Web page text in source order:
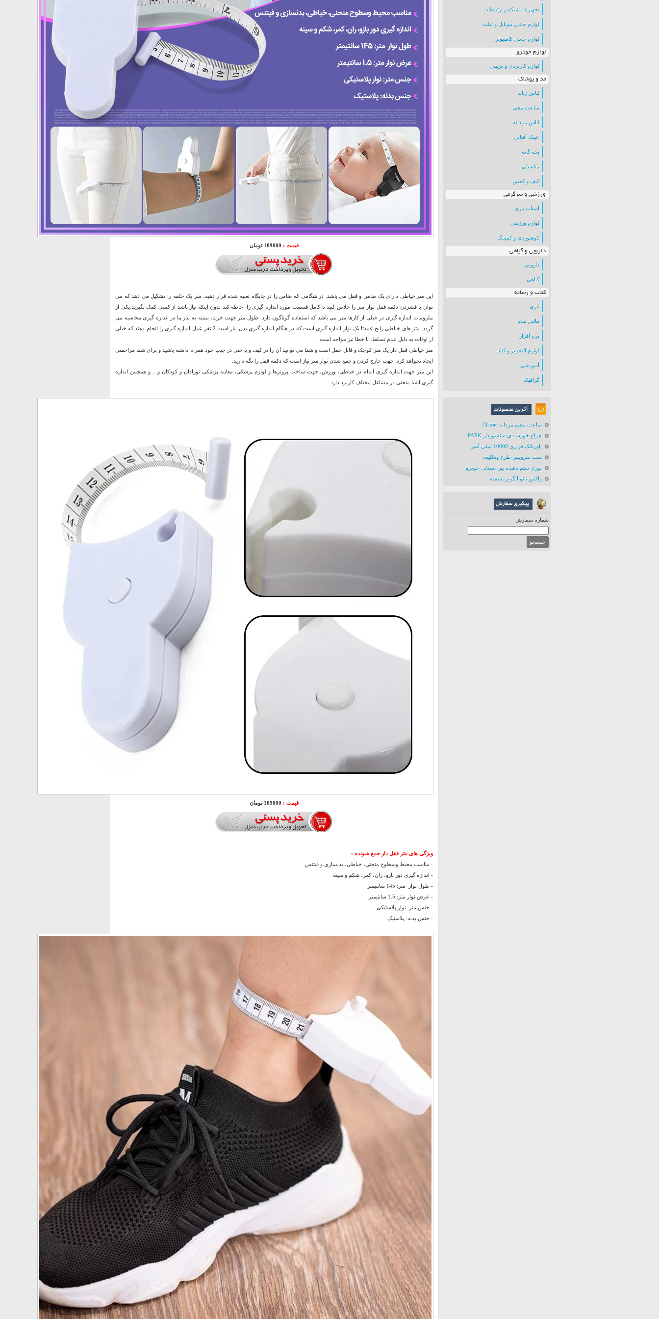
تجهیزات شبکه و ارتباطات
لوازم جانبی موبایل و تبلت
لوازم جانبی کامپیوتر
لوازم خودرو
لوازم کاربردی و تزیینی
مد و پوشاک
لباس زنانه
ساعت مچی
لباس مردانه
عینک آفتابی
بچه گانه
مناسبتی
کیف و کفش
ورزشی و سرگرمی
اسباب بازی
لوازم ورزشی
کوهنوردی و کمپینگ
دارویی و گیاهی
دارویی
گیاهی
کتاب و رسانه
بازی
مالتی مدیا
نرم افزار
لوازم التحریر و کتاب
آموزشی
گرافیک
ساعت مچی مردانه Classic
چراغ خورشیدی سنسوردار PARK
پاوربانک فراری 10000 میلی آمپر
ست سرویس طرح ونکلیف
توری نظم دهنده بین صندلی خودرو
واکس نانو آبگریز شیشه
شماره سفارش
قیمت : 109000 تومان
این متر خیاطی دارای یک ضامن و قفل می باشد. در هنگامی که ضامن را در جایگاه تعبیه شده قرار دهید، متر یک حلقه را تشکیل می دهد که می
توان با فشردن دکمه قفل نوار متر را خلاص کنید تا کامل قسمت مورد اندازه گیری را احاطه کند بدون اینکه نیاز باشد از کسی کمک بگیرید.یکی از
ملزومات اندازه گیری در خیلی از کارها متر می باشد که استفاده گوناگون دارد. طول متر جهت خرید، بسته به نیاز ما در اندازه گیری محاسبه می
گردد. متر های خیاطی رایج عمدتا یک نوار اندازه گیری است که در هنگام اندازه گیری بدن نیاز است 2 نفر عمل اندازه گیری را انجام دهند که خیلی
از اوقات به دلیل عدم تسلط، با خطا نیز مواجه است.
متر خیاطی قفل دار یک متر کوچک و قابل حمل است و شما می توانید آن را در کیف و یا حتی در جیب خود همراه داشته باشید و برای شما مزاحمتی
ایجاد نخواهد کرد. جهت خارج کردن و جمع شدن نوار متر نیاز است که دکمه قفل را نگه دارید.
این متر جهت اندازه گیری اندام در خیاطی، ورزش، جهت ساخت پروتزها و لوازم پزشکی، معاینه پزشکی نوزادان و کودکان و… و همچنین اندازه
گیری اشیا منحنی در مشاغل مختلف کاربرد دارد.
قیمت : 109000 تومان
ویژگی های متر قفل دار جمع شونده :
- مناسب محیط وسطوح منحنی، خیاطی، بدنسازی و فیتنس
- اندازه گیری دور بازو، ران، کمر، شکم و سینه
- طول نوار متر: 145 سانتیمتر
- عرض نوار متر: 1.5 سانتیمتر
- جنس متر: نوار پلاستیکی
- جنس بدنه: پلاستیک